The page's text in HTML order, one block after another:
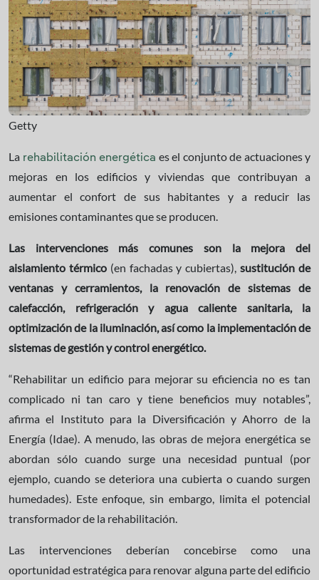
Getty
La rehabilitación energética es el conjunto de actuaciones y
mejoras en los edificios y viviendas que contribuyan a
aumentar el confort de sus habitantes y a reducir las
emisiones contaminantes que se producen.
Las intervenciones más comunes son la mejora del
aislamiento térmico (en fachadas y cubiertas),sustitución de
ventanas y cerramientos, la renovación de sistemas de
calefacción, refrigeración y agua caliente sanitaria,
la
optimización de la iluminación, así como la implementación de
sistemas de gestión y control energético.
“Rehabilitar un edificio para mejorar su eficiencia no es tan
complicado ni tan caro y tiene beneficios muy notables”,
afirma el Instituto para la Diversificación y Ahorro de la
Energía (Idae). A menudo, las obras de mejora energética se
abordan sólo cuando surge una necesidad puntual (por
ejemplo, cuando se deteriora una cubierta o cuando surgen
humedades). Este enfoque, sin embargo, limita el potencial
transformador de la rehabilitación.
Las intervenciones deberían concebirse como una
oportunidad estratégica para renovar alguna parte del edificio